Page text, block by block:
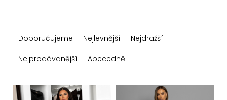
a
n
Doporučujeme Nejlevnější
Nejdražší
Nejprodávanější
Abecedně
V